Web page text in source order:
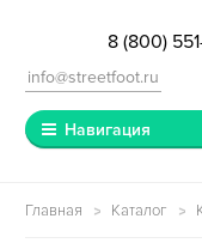
8 (800)
info@streetfoot.ru
Навигация
Главная Каталог